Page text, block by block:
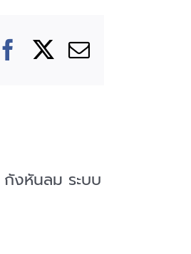
Facebook
X Email
งหันลม ระบบ